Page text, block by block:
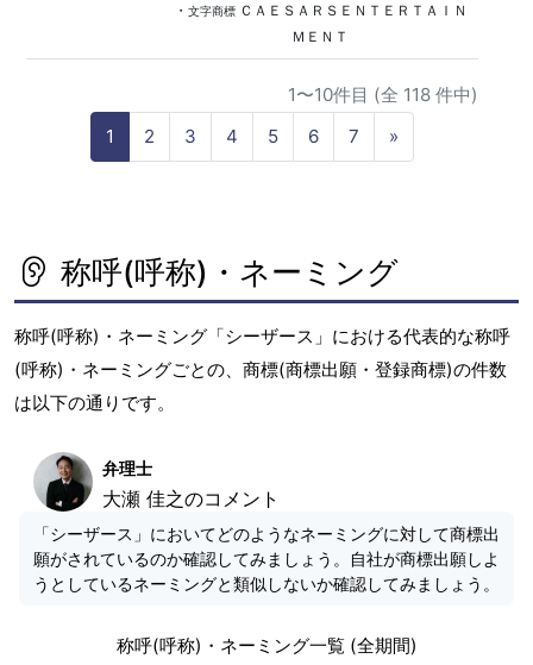
・ 文字商標ＣＡＥＳＡＲＳＥＮＴＥＲＴＡＩＮ
ＭＥＮＴ
1〜10件目 (全 118 件中)
1
2 3 4 5 6 7 »
e
称呼(呼称)・ネーミング
称呼(呼称)・ネーミング「シーザース」における代表的な称呼
(呼称)・ネーミングごとの、商標(商標出願・登録商標)の件数
は以下の通りです。
弁理士
大瀬 佳之のコメント
「シーザース」においてどのようなネーミングに対して商標出
願がされているのか確認してみましょう。自社が商標出願しよ
うとしているネーミングと類似しないか確認してみましょう。
称呼(呼称)・ネーミング一覧 (全期間)